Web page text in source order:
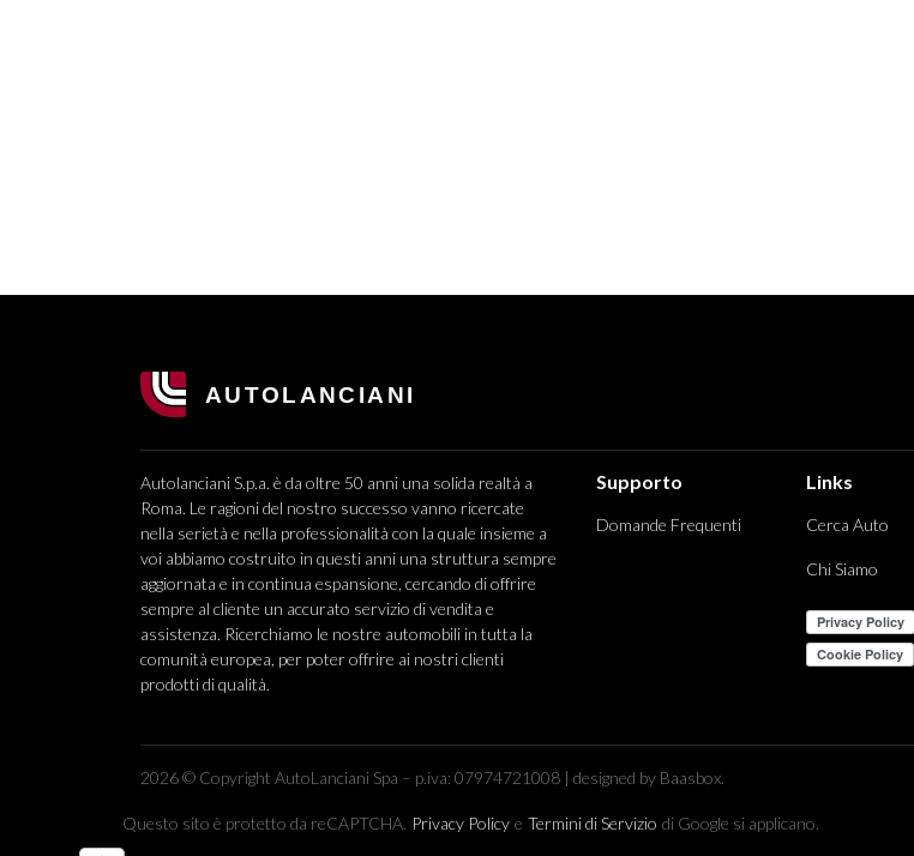
Autolanciani S.p.a. è da oltre 50 anni una solida realtà a
Roma. Le ragioni del nostro successo vanno ricercate
nella serietà e nella professionalità con la quale insieme a
voi abbiamo costruito in questi anni una struttura sempre
aggiornata e in continua espansione, cercando di offrire
sempre al cliente un accurato servizio di vendita e
assistenza. Ricerchiamo le nostre automobili in tutta la
comunità europea, per poter offrire ai nostri clienti
prodotti di qualità.
Supporto
Domande Frequenti
Links
Cerca Auto
Chi Siamo
2026 © Copyright AutoLanciani Spa – p.iva: 07974721008 | designed by Baasbox.
Questo sito è protetto da reCAPTCHA. Privacy Policy e Termini di Servizio di Google si applicano.